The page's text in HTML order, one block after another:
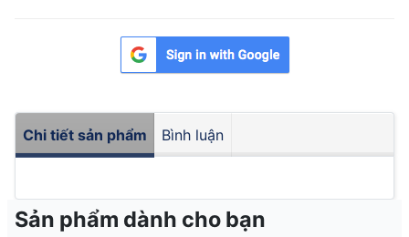
Chi tiết sản phẩm Bình luận
Sản phẩm dành cho bạn